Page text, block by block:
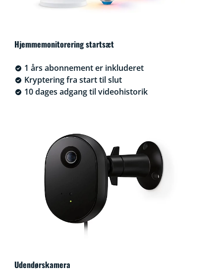
Hjemmemonitorering startsæt
1 års abonnement er inkluderet
Kryptering fra start til slut
10 dages adgang til videohistorik
Udendørskamera